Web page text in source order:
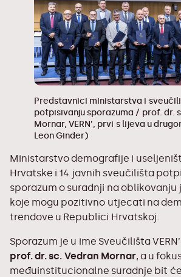
Predstavnici ministarstva i
potpisivanju sporazuma / prof. dr.
Mornar, VERN’, prvi s lijeva u
Leon Ginder)
Ministarstvo demografije i
Hrvatske i 14 javnih sveučilišta
sporazum o suradnji na oblikovanju
koje mogu pozitivno utjecati na
trendove u Republici Hrvatskoj.
Sporazum je u ime Sveučilišta
prof. dr. sc. Vedran Mornar, a u
međuinstitucionalne suradnje bit